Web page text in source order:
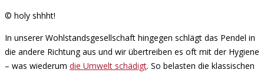
© holy shhht!
In unserer Wohlstandsgesellschaft hingegen schlägt das Pendel in
die andere Richtung aus und wir übertreiben es oft mit der Hygiene
– was wiederum die Umwelt schädigt. So belasten die klassischen